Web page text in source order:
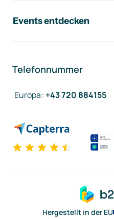
Events entdecken
Telefonnummer
Europa: +43 720 884155
Hergestellt in der EU